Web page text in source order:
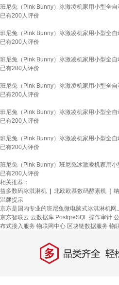
班尼兔（Pink Bunny）冰激凌机家用小型全
已有200人评价
班尼兔（Pink Bunny）冰激凌机家用小型全
已有200人评价
班尼兔（Pink Bunny）冰激凌机家用小型全
已有200人评价
班尼兔（Pink Bunny）冰激凌机家用小型全
已有200人评价
班尼兔（Pink Bunny）冰激凌机家用小型全
已有200人评价
班尼兔（Pink Bunny）冰激凌机家用小型全
已有200人评价
班尼兔（Pink Bunny）班尼兔冰激凌机家用
已有200人评价
相关推荐：
益多数码冰淇淋机
北欧欧慕数码酵素机
温馨提示
京东是国内专业的班尼兔微电脑式冰淇淋机
京东智联云 云数据库 PostgreSQL 操作审计
布式接入服务 物联网中心 区块链数据服务 物
多 品类齐全，轻松